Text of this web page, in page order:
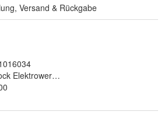
Versand & Rückgabe
Elektrowerkzeuge